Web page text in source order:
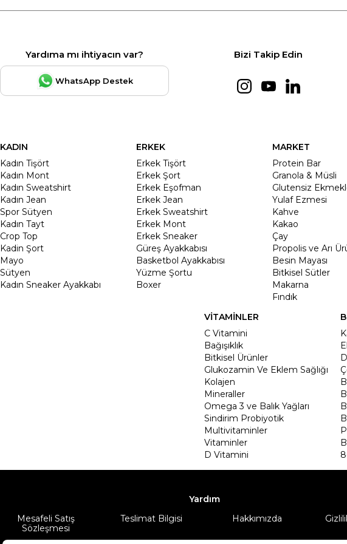
Yardıma mı ihtiyacın var?
WhatsApp Destek
Bizi Takip Edin
KADIN
Kadın Tişört
Kadın Mont
Kadın Sweatshirt
Kadın Jean
Spor Sütyen
Kadın Tayt
Crop Top
Kadin Şort
Mayo
Sütyen
Kadın Sneaker Ayakkabı
ERKEK
Erkek Tişört
Erkek Şort
Erkek Eşofman
Erkek Jean
Erkek Sweatshirt
Erkek Mont
Erkek Sneaker
Güreş Ayakkabısı
Basketbol Ayakkabısı
Yüzme Şortu
Boxer
MARKET
Protein Bar
Granola & Müsli
Glutensiz
Yulaf Ezmesi
Kahve
Kakao
Çay
Propolis ve Arı
Besin Mayası
Bitkisel Sütler
Makarna
Fındık
VİTAMİNLER
C Vitamini
Bağışıklık
Bitkisel Ürünler
Glukozamin Ve Eklem Sağlığı
Kolajen
Mineraller
Omega 3 ve Balık Yağları
Sindirim Probiyotik
Multivitaminler
Vitaminler
D Vitamini
Yardım
Mesafeli Satış
Sözleşmesi
Teslimat Bilgisi Hakkımızda